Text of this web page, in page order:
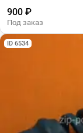
900 ₽
Под заказ
ID 6534